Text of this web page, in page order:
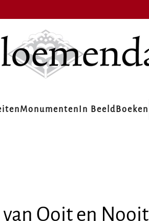
Monumenten In Beeld Boeken
van Ooit en Nooit